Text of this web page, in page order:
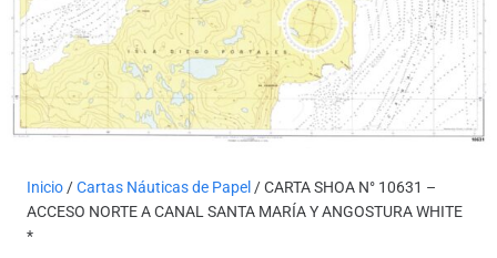
Inicio /Cartas Náuticas de Papel / CARTA SHOA N° 10631 –
ACCESO NORTE A CANAL SANTA MARÍA Y ANGOSTURA WHITE
*